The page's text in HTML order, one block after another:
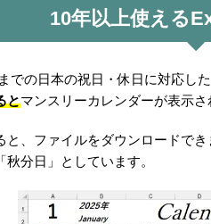
10年以上使える
での日本の祝日・休日に対応し
とマンスリーカレンダーが表示さ
と、ファイルをダウンロードで
分日」としています。